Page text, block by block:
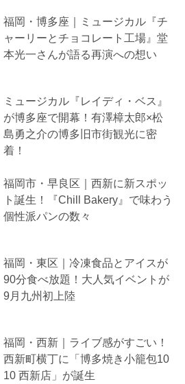
福岡・博多座｜ミュージカル『チ
ャーリーとチョコレート工場』堂
本光一さんが語る再演への想い
ミュージカル『レイディ・ベス』
が博多座で開幕！有澤樟太郎×松
島勇之介の博多旧市街観光に密
着！
福岡市・早良区｜西新に新スポッ
ト誕生！『Chill Bakery』で味わう
個性派パンの数々
福岡・東区｜冷凍食品とアイスが
90分食べ放題！大人気イベントが
9月九州初上陸
福岡・西新｜ライブ感がすごい！
西新町横丁に「博多焼き小籠包10
10 西新店」が誕生